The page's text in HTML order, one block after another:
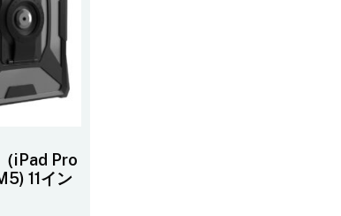
iPad Pro
11イン